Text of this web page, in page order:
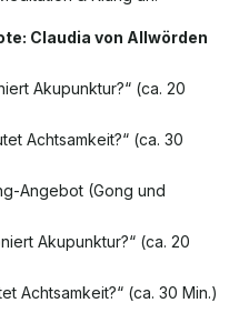
Claudia von Allwörden
Akupunktur?“ (ca. 20
Achtsamkeit?“ (ca. 30
Angebot (Gong und
Akupunktur?“ (ca. 20
Achtsamkeit?“ (ca. 30 Min.)